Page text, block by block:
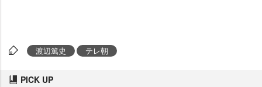
渡辺篤史 テレ朝
PICK UP